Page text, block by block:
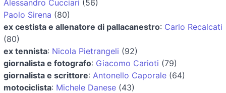
Alessandro Cucciari (56)
Paolo Sirena (80)
ex cestista e allenatore di pallacanestro: Carlo Recalcati
(80)
ex tennista: Nicola Pietrangeli (92)
giornalista e fotografo: Giacomo Carioti (79)
giornalista e scrittore: Antonello Caporale (64)
motociclista: Michele Danese (43)